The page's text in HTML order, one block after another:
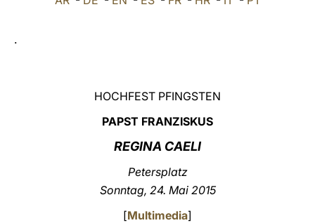
.
HOCHFEST PFINGSTEN
PAPST FRANZISKUS
REGINA CAELI
Petersplatz
Sonntag, 24. Mai 2015
[Multimedia]